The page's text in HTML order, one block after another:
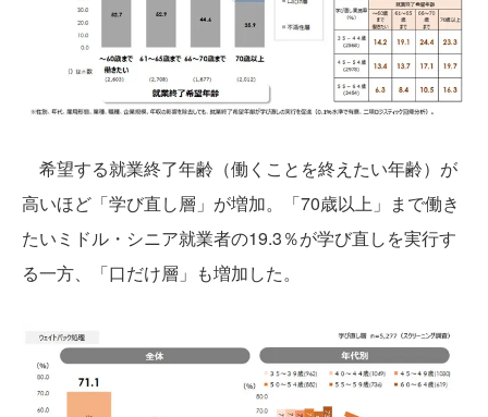
希望する就業終了年齢（働くことを終えたい年齢）が
高いほど「学び直し層」が増加。「70歳以上」まで働き
たいミドル・シニア就業者の19.3％が学び直しを実行す
る一方、「口だけ層」も増加した。